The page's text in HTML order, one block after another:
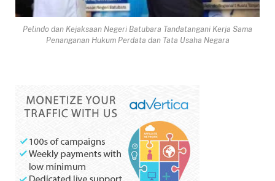
Pelindo dan Kejaksaan Negeri Batubara Tandatangani Kerja Sama
Penanganan Hukum Perdata dan Tata Usaha Negara